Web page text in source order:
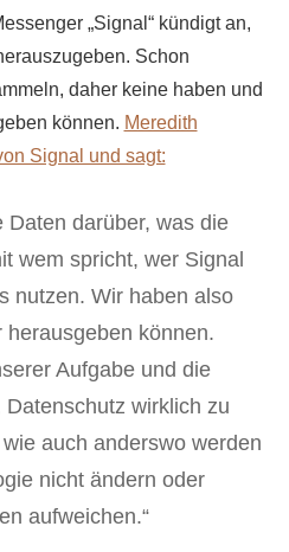
„Signal“ kündigt an,
Schon
daher keine haben und
können. Meredith
Signal und sagt:
Daten darüber, was die
wem spricht, wer Signal
nutzen. Wir haben also
herausgeben können.
Aufgabe und die
wirklich zu
auch anderswo werden
nicht ändern oder
aufweichen.“